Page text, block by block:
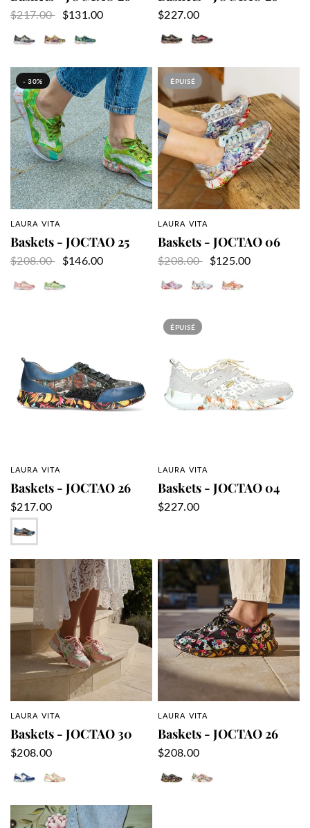
$217.00
$131.00
$227.00
- 30%
APERÇU RAPIDE
LAURA VITA
Baskets - JOCTAO 25
$208.00
$146.00
ÉPUISÉ
APERÇU RAPIDE
LAURA VITA
Baskets - JOCTAO 06
$208.00
$125.00
APERÇU RAPIDE
LAURA VITA
Baskets - JOCTAO 26
$217.00
Bleu
ÉPUISÉ
APERÇU RAPIDE
LAURA VITA
Baskets - JOCTAO 04
$227.00
APERÇU RAPIDE
LAURA VITA
Baskets - JOCTAO 30
$208.00
APERÇU RAPIDE
LAURA VITA
Baskets - JOCTAO 26
$208.00